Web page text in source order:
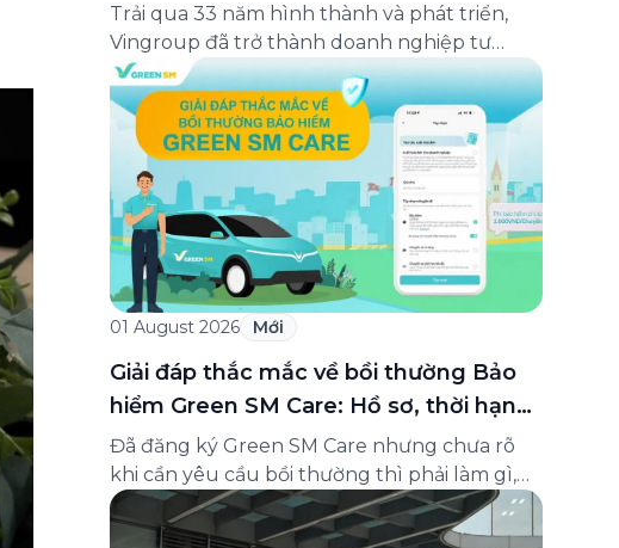
Trải qua 33 năm hình thành và phát triển,
Vingroup đã trở thành doanh nghiệp tư
nhân đa ngành lớn nhất Việt Nam, lọt Top 30
doanh nghiệp lớn nhất Đông Nam Á theo
bảng xếp hạng của Tạp chí Fortune (Mỹ).
Nhân kỷ niệm 33 năm thành lập (8/8/1993
đến 8/8/2026), Green SM trân […]
01 August 2026 Mới
Giải đáp thắc mắc về bồi thường Bảo
hiểm Green SM Care: Hồ sơ, thời hạn
và cách liên hệ hỗ trợ
Đã đăng ký Green SM Care nhưng chưa rõ
khi cần yêu cầu bồi thường thì phải làm gì,
hồ sơ ra sao, hay giấy chứng nhận bảo hiểm
tìm ở đâu? Bài viết này tổng hợp đầy đủ các